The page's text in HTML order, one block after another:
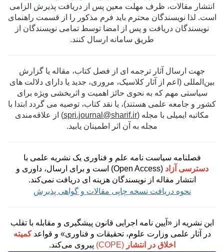
انتشار مقالات، ظرف مهلت معین پس از دریافت پذیرش الزامی
است. لذا نویسندگان محترم باید فرم مذکور را از قسمت راهنمای
نویسندگان دریافت و پس از امضا توسط تمامی نویسندگان از
طریق سامانه ارسال کنند.
جهت ارسال آثار ترجمه ای از فصل کتاب، مقاله یا گزارش
بین‌المللی (اعم از آثار کلاسیک، مروری، جدید یا دارای دلالت های
سیاستی مهم که به نحوی حائز اهمیت و اثربخشی ویژه برای
کشور و جامعه علمی هستند)، یا نقد کتاب، توصیه می گردد ابتدا با
مکاتبه ایمیلی با مجله (spri.journal@sharif.ir) از علاقه‌مندی
مجله به آن اثر اطمینان یابید.
فصلنامه سیاست نامه علم و فناوری یک نشریه علمی با
دسترسی آزاد (Open Access)
است و برای ارسال‌، داوری و
انتشار مقاله از نویسندگان هزینه ای دریافت نمی‌کند.
نحوه دریافت نسخه چاپی مقالات و گواهی پذیرش
این نشریه از «آیین نامه اجرایی قانون پیشگیری و مقابله با تقلب
در آثار علمی وزارت علوم، تحقیقات و فناوری» و قواعد کمیته
اخلاق در انتشار(COPE) پیروی می‌کند.